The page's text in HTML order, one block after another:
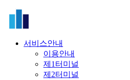
서비스안내
이용안내
제1터미널
제2터미널